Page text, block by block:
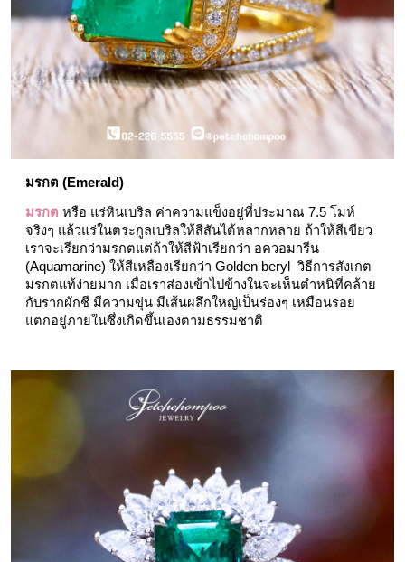
มรกต (Emerald)
มรกต หรือ แร่หินเบริล ค่าความแข็งอยู่ที่ประมาณ 7.5 โมห์
จริงๆ แล้วแร่ในตระกูลเบริลให้สีสันได้หลากหลาย ถ้าให้สีเขียว
เราจะเรียกว่ามรกตแต่ถ้าให้สีฟ้าเรียกว่า อควอมารีน
(Aquamarine) ให้สีเหลืองเรียกว่า Golden beryl  วิธีการสังเกต
มรกตแท้ง่ายมาก เมื่อเราส่องเข้าไปข้างในจะเห็นตำหนิที่คล้าย
กับรากผักชี มีความขุ่น มีเส้นผลึกใหญ่เป็นร่องๆ เหมือนรอย
แตกอยู่ภายในซึ่งเกิดขึ้นเองตามธรรมชาติ